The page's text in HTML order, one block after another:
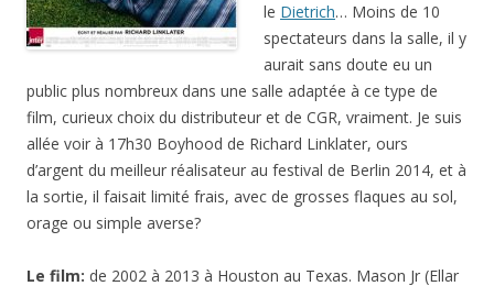
le Dietrich… Moins de 10
spectateurs dans la salle, il y
aurait sans doute eu un
public plus nombreux dans une salle adaptée à ce type de
film, curieux choix du distributeur et de CGR, vraiment. Je suis
allée voir à 17h30 Boyhood de Richard Linklater, ours
d’argent du meilleur réalisateur au festival de Berlin 2014, et à
la sortie, il faisait limité frais, avec de grosses flaques au sol,
orage ou simple averse?
Le film: de 2002 à 2013 à Houston au Texas. Mason Jr (Ellar